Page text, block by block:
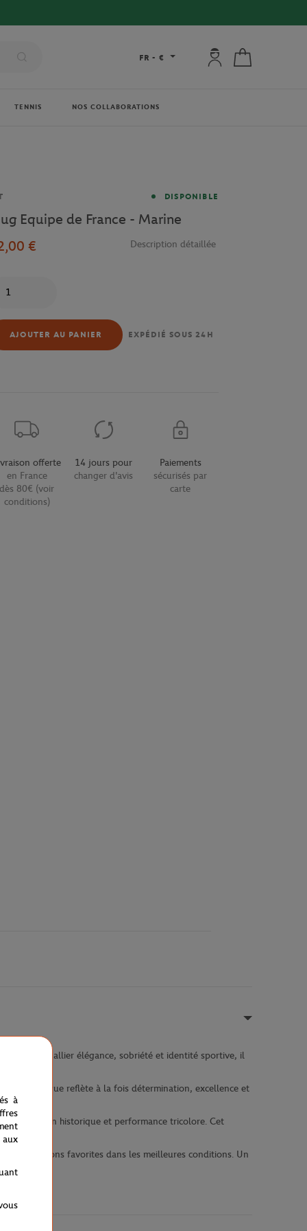
FR - € Mon compte : se
TENNIS NOS COLLABORATIONS
DISPONIBLE
Equipe de France - Marine
€
Description détaillée
AJOUTER AU PANIER EXPÉDIÉ SOUS 24H
offerte
en France
dès 80€ (voir
conditions)
14 jours pour
changer d'avis
Paiements
sécurisés par
carte
Pensé pour allier élégance, sobriété et identité sportive, il
iconique reflète à la fois détermination, excellence et
institution historique et performance tricolore. Cet
vos boissons favorites dans les meilleures conditions. Un
à
aux